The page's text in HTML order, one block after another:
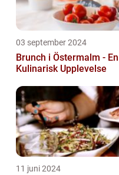
03 september 2024
Brunch i Östermalm - En
Kulinarisk Upplevelse
11 juni 2024